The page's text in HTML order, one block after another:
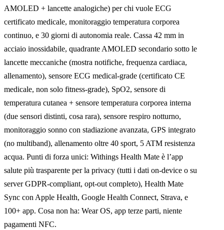
AMOLED + lancette analogiche) per chi vuole ECG
certificato medicale, monitoraggio temperatura corporea
continuo, e 30 giorni di autonomia reale. Cassa 42 mm in
acciaio inossidabile, quadrante AMOLED secondario sotto le
lancette meccaniche (mostra notifiche, frequenza cardiaca,
allenamento), sensore ECG medical-grade (certificato CE
medicale, non solo fitness-grade), SpO2, sensore di
temperatura cutanea + sensore temperatura corporea interna
(due sensori distinti, cosa rara), sensore respiro notturno,
monitoraggio sonno con stadiazione avanzata, GPS integrato
(no multiband), allenamento oltre 40 sport, 5 ATM resistenza
acqua. Punti di forza unici: Withings Health Mate è l’app
salute più trasparente per la privacy (tutti i dati on-device o su
server GDPR-compliant, opt-out completo), Health Mate
Sync con Apple Health, Google Health Connect, Strava, e
100+ app. Cosa non ha: Wear OS, app terze parti, niente
pagamenti NFC.